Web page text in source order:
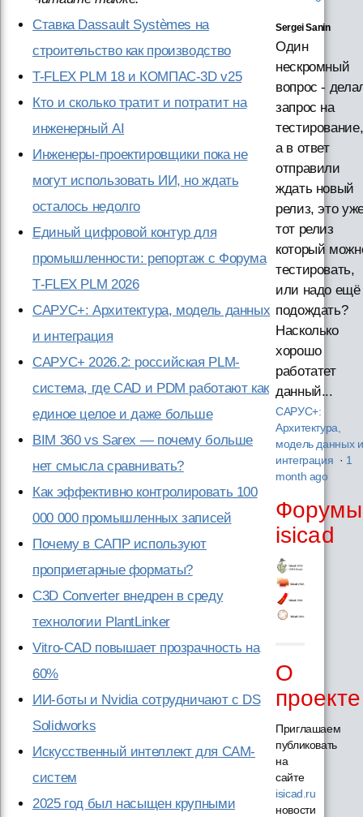
Ставка Dassault Systèmes на
строительство как производство
T-FLEX PLM 18 и КОМПАС-3D v25
Кто и сколько тратит и потратит на
инженерный AI
Инженеры-проектировщики пока не
могут использовать ИИ, но ждать
осталось недолго
Единый цифровой контур для
промышленности: репортаж с Форума
T‑FLEX PLM 2026
САРУС+: Архитектура, модель данных
и интеграция
САРУС+ 2026.2: российская PLM-
система, где CAD и PDM работают как
единое целое и даже больше
BIM 360 vs Sarex — почему больше
нет смысла сравнивать?
Как эффективно контролировать 100
000 000 промышленных записей
Почему в САПР используют
проприетарные форматы?
C3D Converter внедрен в среду
технологии PlantLinker
Vitro-CAD повышает прозрачность на
60%
ИИ-боты и Nvidia сотрудничают с DS
Solidworks
Искусственный интеллект для CAM-
систем
2025 год был насыщен крупными
Sergei Sanin
Один
нескромный
вопрос -
запрос на
тестирование,
а в ответ
отправили
ждать новый
релиз, это
тот релиз
который
тестировать,
или надо ещё
подождать?
Насколько
хорошо
работатет
данный...
САРУС+:
Архитектура,
модель данных и
интеграция · 1
month ago
Форумы
isicad
О
проекте
Приглашаем
публиковать
на
сайте
isicad.ru
новости